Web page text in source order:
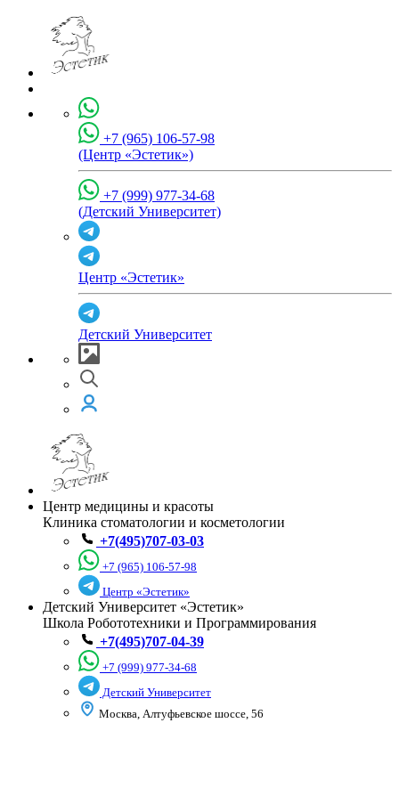
+7 (965) 106-57-98
(Центр «Эстетик»)
+7 (999) 977-34-68
(Детский Университет)
Центр «Эстетик»
Детский Университет
Центр медицины и красоты
Клиника стоматологии и косметологии
+7(495)707-03-03
+7 (965) 106-57-98
Центр «Эстетик»
Детский Университет «Эстетик»
Школа Робототехники и Программирования
+7(495)707-04-39
+7 (999) 977-34-68
Детский Университет
Москва, Алтуфьевское шоссе, 56